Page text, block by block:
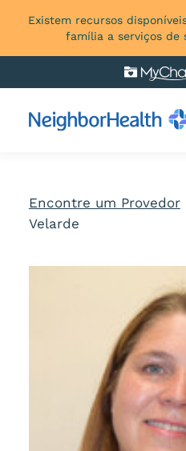
Existem recursos
família a serviços de
Encontre um Provedor
Velarde